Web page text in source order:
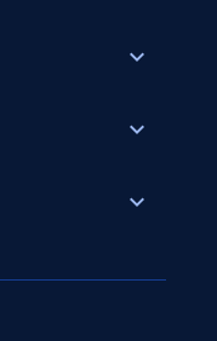
expand_more
expand_more
expand_more